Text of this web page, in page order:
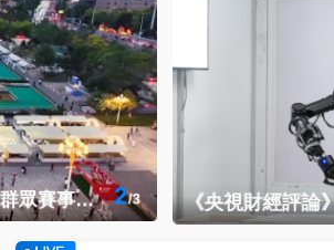
內容，1987年2月1日正式開播，現已實
出。
聯繫地址：中國北京復興路11號 中央電
郵編：100859
官方微博